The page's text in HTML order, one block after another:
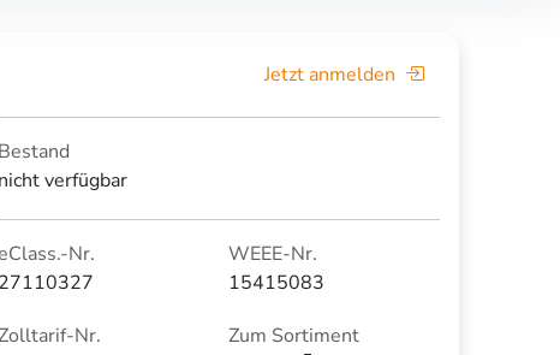
Jetzt anmelden
Bestand
nicht verfügbar
Nr.
27110327
WEEE-Nr.
15415083
Nr.
Zum Sortiment